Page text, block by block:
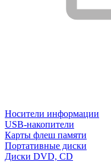
Носители информации
USB-накопители
Карты флеш памяти
Портативные диски
Диски DVD, CD